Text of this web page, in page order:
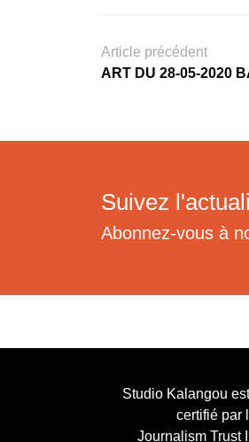
Article précédent
ART DU 28-05-2020
Suivez
Abonnez-vous à
Studio Kalangou
certifié par
Journalism Trust